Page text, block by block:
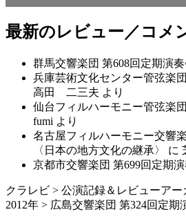
最新のレビュー／コメ
群馬交響楽団 第608回定期演
兵庫芸術文化センター管弦楽
高田 二三夫 より
仙台フィルハーモニー管弦楽
fumi より
名古屋フィルハーモニー交響
〈日本の地方文化の継承〉
に
京都市交響楽団 第699回定期
クラレビ > 公演記録＆レビューアー
2012年 > 広島交響楽団 第324回定期